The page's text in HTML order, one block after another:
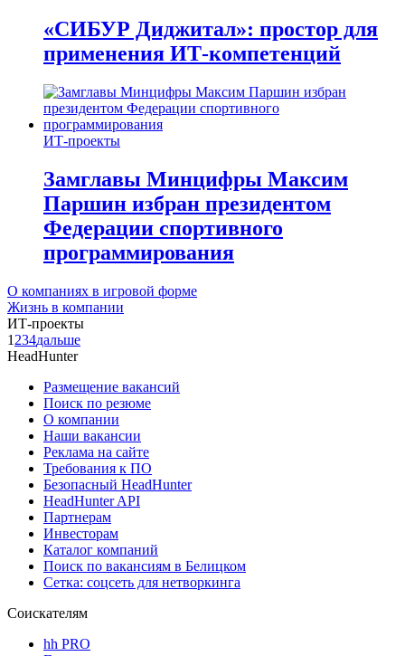
«СИБУР Диджитал»: простор для
применения ИТ-компетенций
ИТ-проекты
Замглавы Минцифры Максим
Паршин избран президентом
Федерации спортивного
программирования
О компаниях в игровой форме
Жизнь в компании
ИТ-проекты
1 234дальше
HeadHunter
Размещение вакансий
Поиск по резюме
О компании
Наши вакансии
Реклама на сайте
Требования к ПО
Безопасный HeadHunter
HeadHunter API
Партнерам
Инвесторам
Каталог компаний
Поиск по вакансиям в Белицком
Сетка: соцсеть для нетворкинга
Соискателям
hh PRO